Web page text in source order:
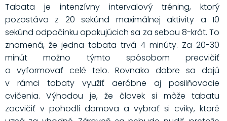
Tabata je intenzívny intervalový tréning, ktorý
pozostáva z 20 sekúnd maximálnej aktivity a 10
sekúnd odpočinku opakujúcich sa za sebou 8-krát. To
znamená, že jedna tabata trvá 4 minúty. Za 20-30
minút možno týmto spôsobom precvičiť
a vyformovať celé telo. Rovnako dobre sa dajú
v rámci tabaty využiť aeróbne aj posilňovacie
cvičenia. Výhodou je, že človek si môže tabatu
zacvičiť v pohodlí domova a vybrať si cviky, ktoré